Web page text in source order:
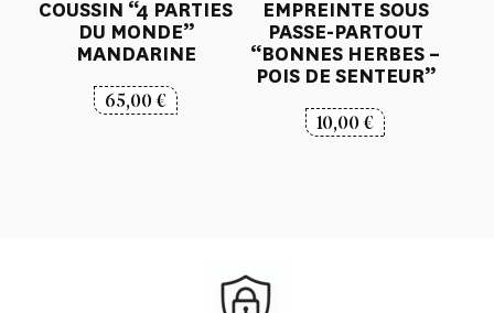
COUSSIN “4 PARTIES
DU MONDE”
MANDARINE
65,00€
EMPREINTE SOUS
PASSE-PARTOUT
“BONNES HERBES –
POIS DE SENTEUR”
10,00€